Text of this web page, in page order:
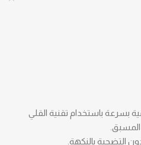
بسرعة باستخدام تقنية القلي
المسبق.
التضحية بالنكهة.